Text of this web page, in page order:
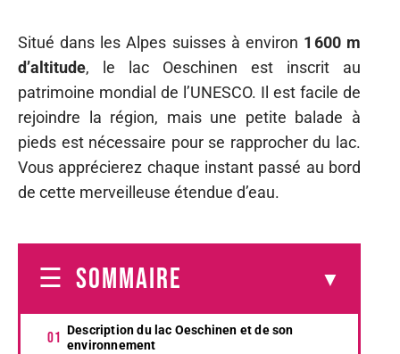
Situé dans les Alpes suisses à environ 1 600 m
d’altitude, le lac Oeschinen est inscrit au
patrimoine mondial de l’UNESCO. Il est facile de
rejoindre la région, mais une petite balade à
pieds est nécessaire pour se rapprocher du lac.
Vous apprécierez chaque instant passé au bord
de cette merveilleuse étendue d’eau.
SOMMAIRE
Description du lac Oeschinen et de son
environnement